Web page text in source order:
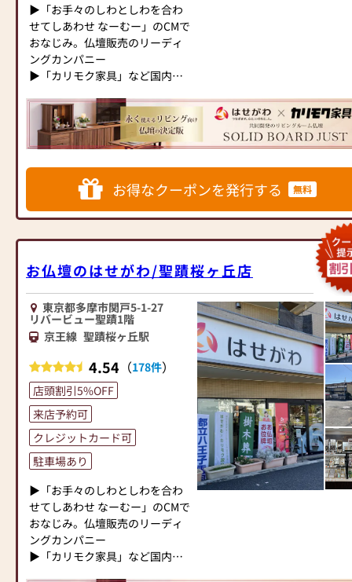
するお悩み事・お困りごとを仏
壇・仏具にこだわらず、仏事全
般何でも承ります。お気軽にお
問合せ下さい。
《《 当店でお買い替えのお客
様に限り古いお仏壇を無料で引
き取ります！！》》
※お仏壇ご購入のお客様。但し
お仏壇のお引取り地域、お仏壇
いただく場合がございます。
多種多様なお仏壇展示しており
お位牌、お線香、ローソク、お
仏具、神具まで豊富にご用意し
ております。
気軽に入って頂けるアットホー
ムな店舗となっておりますの
で、お気軽にご来店下さい。
☆仏事のお困りごと、ご質問等
ありましたらお気軽にご来店下
さい。また、外出が難しい方、
お気軽にお電話下さい。お位牌
の作成等はお客様のご自宅に当
際のお仏壇をお客様のご自宅で
見て頂けます。もちろん、感染
症対策は徹底させて頂きます☆
◆〖配達してもらえないかし
ら。お位牌もどこにお祀りした
ご要望に丁寧にお応えいたしま
す。お仏壇や仏具に関するご質
問やご相談にも親身にお答え
し、最適なアドバイスをいたし
ます。お客様のご満足度を最優
先に考え、心からのおもてなし
を提供いたします。
お仏壇のはせがわでは、お客様
の大切なご供養に寄り添い、お
ひ一度、当店にお越しくださ
い。心地よい空間で、お仏壇や
仏具をご覧いただけます。スタ
ります。」
越しください。当店は幅広い品
揃えとリーズナブルな価格でお
客様をお迎えしています。
仏壇には様々な種類がございま
す。伝統的な木製の仏壇やモダ
ンなデザインの仏壇、またコン
パクトなサイズの仏壇など、お
客様のご要望に合わせて選ぶこ
とができます。仏壇の素材や彫
刻、仏像の種類も豊富にご用意
しておりますので、心からご供
養いただける仏壇を見つけてい
ただけます。
立てなど、お仏壇のセットや個
別のアイテムも豊富に揃えてお
ります。お好みやご自宅のお仏
壇に合わせて、お求めいただけ
ます。
当店の魅力は、品質と価格のバ
ランスです。品質に妥協せず、
お求めやすい価格を実現してい
ます。お客様に長くご利用いた
だけるような耐久性のある商品
を取り扱っておりますので、安
心してお買い物をお楽しみいた
だけます。
ご要望に丁寧にお応えいたしま
す。お仏壇や仏具に関するご質
問やご相談にも親身にお答え
し、最適なアドバイスをいたし
ます。お客様のご満足度を最優
先に考え、心からのおもてなし
≪「カリモク家具」との協同開
発≫
お仏壇のはせがわは、日本を代
表する家具メーカー「カリモク
家具」との協同開発で、現代の
住宅にあったモダンなお仏壇を
作っています。他にも国内の家
具専門メーカーと作り上げたお
仏壇コレクションがあり、祈る
チを提案します。
≪はせがわ店舗サービスのご案
●仏壇・仏具・お墓・相続・遺
品整理のご相談
●ご来店予約(ページ内の「来店
予約ボタン」からお申込くださ
い)
●お電話(ご相談や商品のご注文
を承ります。お電話時に「いい
仏壇を見た」とお伝えください)
●訪問(はせがわの専門スタッフ
がご相談や商品ご購入のお手続
きを致します)
≪お仏壇のはせがわよりお客様
へ≫
「仏壇や仏具をお探しでした
ら、ぜひお仏壇のはせがわにお
越しください。当店は幅広い品
揃えとリーズナブルな価格でお
客様をお迎えしています。
仏壇には様々な種類がございま
▶「お手々のしわとしわを合わ
せてしあわせ なーむー」のCMで
おなじみ。仏壇販売のリーディ
ングカンパニー
▶「カリモク家具」など国内家
ンテリアにマッチするお仏壇を
展開
リットと東証上場の信頼。創業
以来、親切・丁寧な説明と対応
を心がけ、年間約25,000基のお
仏壇、約3,000基のお墓を納めて
では、さまざまな供養（対話の
場づくり）の形をご提案してお
ります。ご自身、ご家族にあっ
た供養の形について、迷うこと
や、お困りのことなどございま
ください。店内にはお仏壇・お
仏具・お位牌・お線香・お念珠
等、豊富にご用意しておりま
す。1,000種類以上の組み合わせ
の中からお客様に合ったお仏
壇・お仏具をご提案いたしま
す。
≪「カリモク家具」との協同開
発≫
お仏壇のはせがわは、日本を代
表する家具メーカー「カリモク
お得なクーポンを発行する 無料
お仏壇のはせがわ/聖蹟桜ヶ丘店
東京都多摩市関戸5-1-27
リバービュー聖蹟1階
京王線 聖蹟桜ヶ丘駅
4.54 （178件）
店頭割引5%OFF
来店予約可
クレジットカード可
駐車場あり
▶「お手々のしわとしわを合わ
せてしあわせ なーむー」のCMで
おなじみ。仏壇販売のリーディ
ングカンパニー
▶「カリモク家具」など国内家